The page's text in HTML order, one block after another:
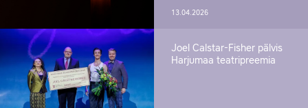
13.04.2026
Joel Calstar-Fisher pälvis
Harjumaa teatripreemia